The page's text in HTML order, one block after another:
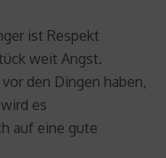
ist Respekt
weit Angst.
den Dingen haben,
es
auf eine gute